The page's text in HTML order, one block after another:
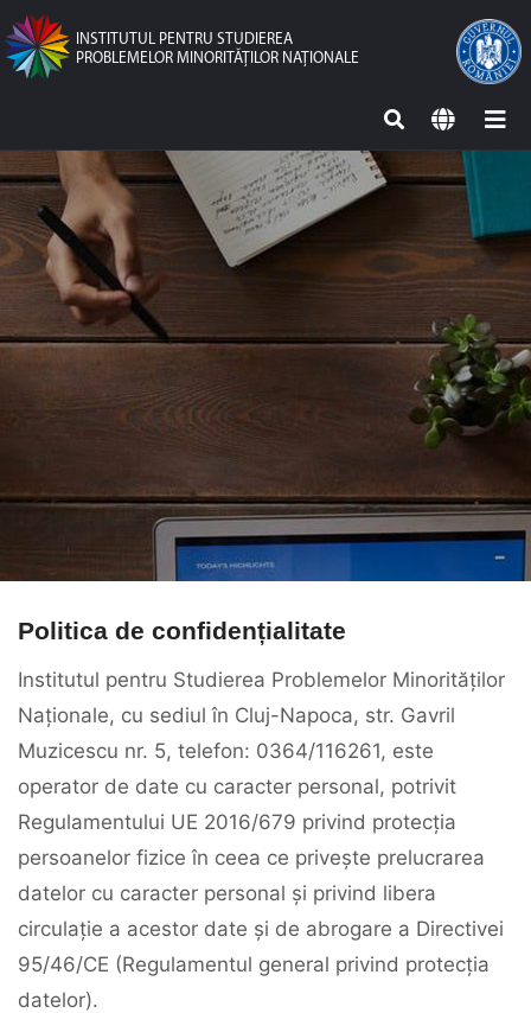
INSTITUTUL PENTRU STUDIEREA
PROBLEMELOR MINORITĂŢILOR NAŢIONALE
Politica de confidențialitate
Institutul pentru Studierea Problemelor Minorităților
Naționale, cu sediul în Cluj-Napoca, str. Gavril
Muzicescu nr. 5, telefon: 0364/116261, este
operator de date cu caracter personal, potrivit
Regulamentului UE 2016/679 privind protecția
persoanelor fizice în ceea ce privește prelucrarea
datelor cu caracter personal și privind libera
circulație a acestor date și de abrogare a Directivei
95/46/CE (Regulamentul general privind protecția
datelor).